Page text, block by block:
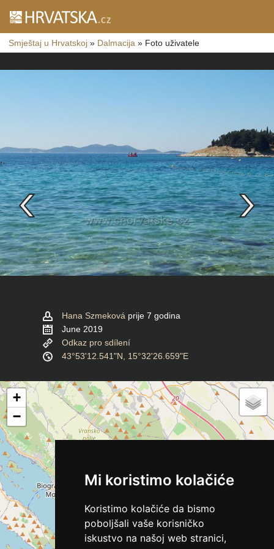
Mi koristimo kolačiće
Koristimo kolačiće da bismo
poboljšali vaše korisničko
iskustvo na našoj web stranici,
Smještaj u Hrvatskoj » Dalmacija » Foto uživatele
Hana Szmeková prije 7 godina
June 2019
Odkaz pro sdílení
43°53'12.541"N, 15°32'26.659"E
+
−